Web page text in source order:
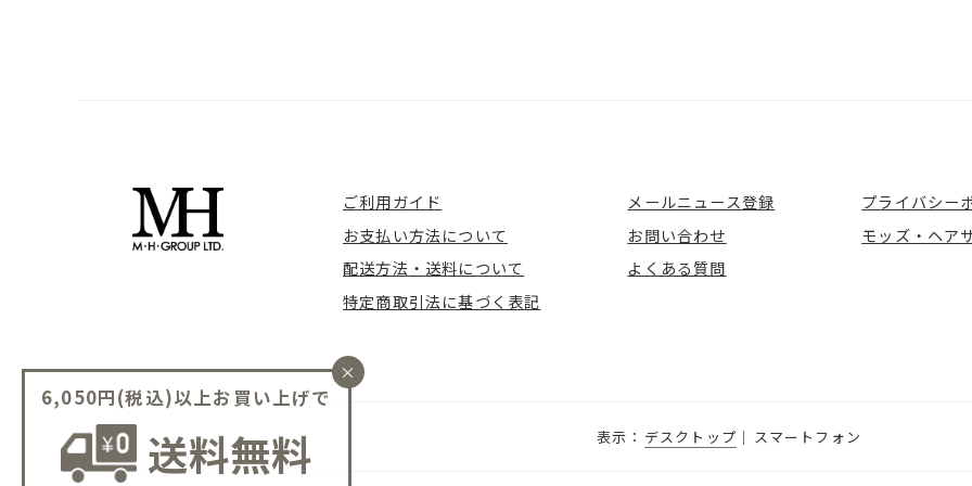
6,050円(税込)以上お買い上げで
送料無料
×
ご利用ガイド
お支払い方法について
配送方法・送料について
特定商取引法に基づく表記
メールニュース登録
お問い合わせ
よくある質問
プライバシー
モッズ・ヘア
デスクトップ スマートフォン